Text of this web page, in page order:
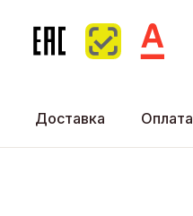
Доставка Оплата